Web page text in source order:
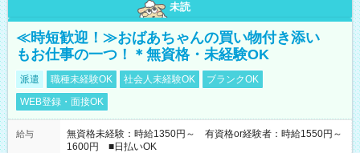
未読
≪時短歓迎！≫おばあちゃんの買い物付き添い
もお仕事の一つ！＊無資格・未経験OK
派遣 職種未経験OK 社会人未経験OK
ブランクOK
WEB登録・面接OK
給与
無資格未経験：時給1350円～ 有資格or経験者：時給1550円～
1600円 ■日払いOK